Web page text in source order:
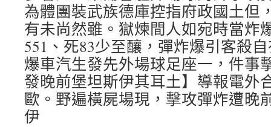
為體團裝武族德庫控指府政國土但
有未尚然雖。獄煉間人如宛時當炸
551、死83少至釀，彈炸爆引客殺
爆車汽生發先外場球足座一，件事
發晚前堡坦斯伊其耳土】導報電
歐。野遍橫屍場現，擊攻彈炸遭晚
伊